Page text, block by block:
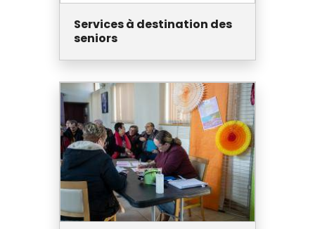
Services à destination des
seniors